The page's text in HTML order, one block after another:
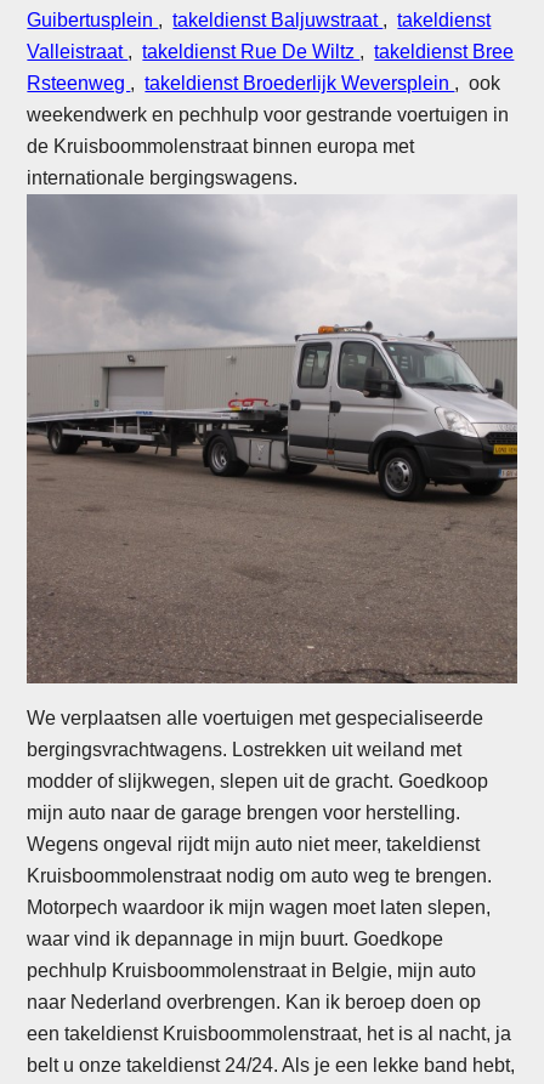
Guibertusplein ,takeldienst Baljuwstraat ,takeldienst
Valleistraat ,takeldienst Rue De Wiltz ,takeldienst Bree
Rsteenweg ,takeldienst Broederlijk Weversplein , ook
weekendwerk en pechhulp voor gestrande voertuigen in
de Kruisboommolenstraat binnen europa met
internationale bergingswagens.
We verplaatsen alle voertuigen met gespecialiseerde
bergingsvrachtwagens. Lostrekken uit weiland met
modder of slijkwegen, slepen uit de gracht. Goedkoop
mijn auto naar de garage brengen voor herstelling.
Wegens ongeval rijdt mijn auto niet meer, takeldienst
Kruisboommolenstraat nodig om auto weg te brengen.
Motorpech waardoor ik mijn wagen moet laten slepen,
waar vind ik depannage in mijn buurt. Goedkope
pechhulp Kruisboommolenstraat in Belgie, mijn auto
naar Nederland overbrengen. Kan ik beroep doen op
een takeldienst Kruisboommolenstraat, het is al nacht, ja
belt u onze takeldienst 24/24. Als je een lekke band hebt,